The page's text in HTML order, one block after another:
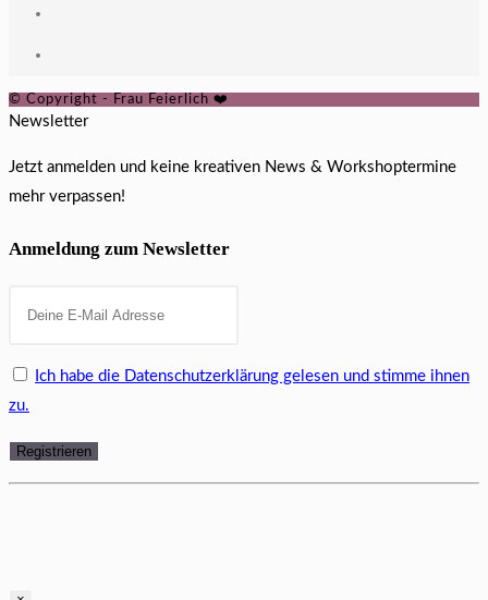
© Copyright - Frau Feierlich ❤️
Newsletter
Jetzt anmelden und keine kreativen News & Workshoptermine
mehr verpassen!
Anmeldung zum Newsletter
Ich habe die Datenschutzerklärung gelesen und stimme ihnen
zu.